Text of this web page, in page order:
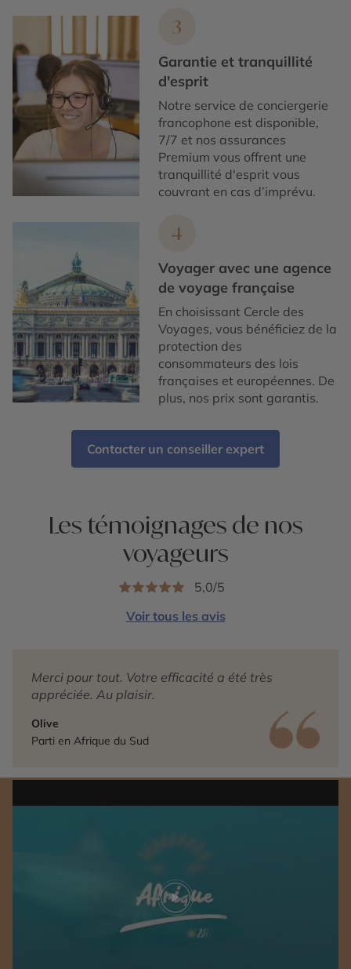
3
Garantie et tranquillité
d'esprit
Notre service de conciergerie
francophone est disponible,
7/7 et nos assurances
Premium vous offrent une
tranquillité d'esprit vous
couvrant en cas d’imprévu.
4
Voyager avec une agence
de voyage française
En choisissant Cercle des
Voyages, vous bénéficiez de la
protection des
consommateurs des lois
françaises et européennes. De
plus, nos prix sont garantis.
Contacter un conseiller expert
Les témoignages de nos
voyageurs
5,0/5
Voir tous les avis
Merci pour tout. Votre efficacité a été très
appréciée. Au plaisir.
Olive
Parti en Afrique du Sud
Play video